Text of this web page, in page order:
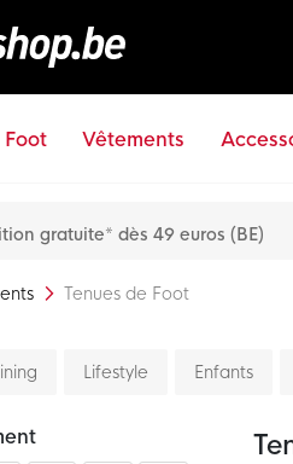
Foot Vêtements
gratuite* dès 49 euros (BE)
Tenues de Foot
Lifestyle Enfants